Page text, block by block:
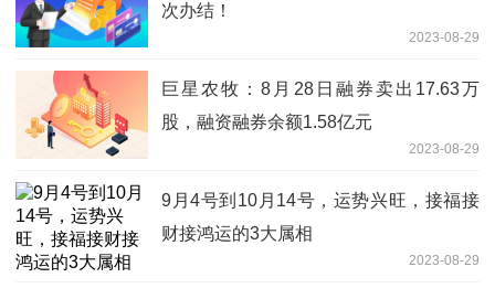
次办结！
2023-08-29
巨星农牧：8月28日融券卖出17.63万
股，融资融券余额1.58亿元
2023-08-29
9月4号到10月14号，运势兴旺，接福接
财接鸿运的3大属相
2023-08-29